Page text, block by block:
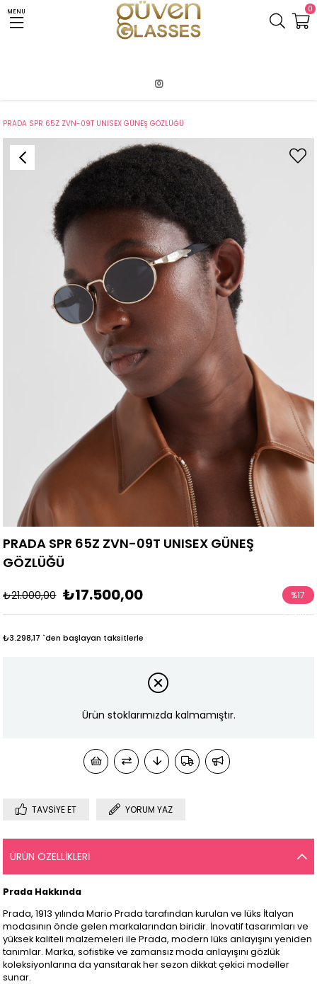
MENU 0
PRADA SPR 65Z ZVN-09T UNISEX GÜNEŞ GÖZLÜĞÜ
PRADA SPR 65Z ZVN-09T UNISEX GÜNEŞ
GÖZLÜĞÜ
₺21.000,00 ₺17.500,00 %17
İndirim
₺3.298,17 `den başlayan taksitlerle
Ürün stoklarımızda kalmamıştır.
TAVSIYE ET YORUM YAZ
ÜRÜN ÖZELLIKLERI
Prada Hakkında
Prada, 1913 yılında Mario Prada tarafından kurulan ve lüks İtalyan
modasının önde gelen markalarından biridir. İnovatif tasarımları ve
yüksek kaliteli malzemeleri ile Prada, modern lüks anlayışını yeniden
tanımlar. Marka, sofistike ve zamansız moda anlayışını gözlük
koleksiyonlarına da yansıtarak her sezon dikkat çekici modeller
sunar.